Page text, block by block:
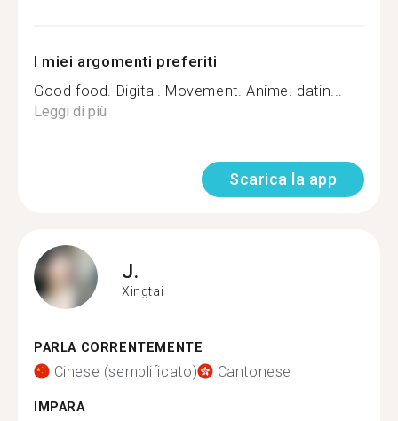
I miei argomenti preferiti
Good food. Digital. Movement. Anime. datin...
Leggi di più
Scarica la app
J.
Xingtai
PARLA CORRENTEMENTE
Cinese (semplificato) Cantonese
IMPARA